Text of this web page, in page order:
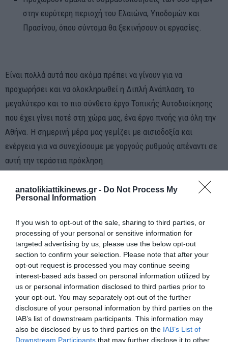
anatolikiattikinews.gr - Do Not Process My
Personal Information
If you wish to opt-out of the sale, sharing to third parties, or
processing of your personal or sensitive information for
targeted advertising by us, please use the below opt-out
section to confirm your selection. Please note that after your
opt-out request is processed you may continue seeing
interest-based ads based on personal information utilized by
us or personal information disclosed to third parties prior to
your opt-out. You may separately opt-out of the further
disclosure of your personal information by third parties on the
IAB’s list of downstream participants. This information may
also be disclosed by us to third parties on the IAB’s List of
Downstream Participants that may further disclose it to other
στην ευρύτερη περιοχή του Ελαιώνα, Υποδομών και
Πρασίνου, όπου σύντομα θα ξεκινήσουν οι εργασίες.
Είναι πολλά αυτά που ακόμα πρέπει να γίνουν για να
προχωρήσει και να ολοκληρωθεί η Διπλή Ανάπλαση, το
μεγαλύτερο και το πιο σύνθετο έργο Τοπικής Αυτοδιοίκησης
που έχει γίνει ποτέ στη χώρα μας, ένα έργο πνοής για όλη την
Αθήνα. Η σημερινή μέρα μας γεμίζει με αισιοδοξία και
ενέργεια για να συνεχίσουμε με γοργούς ρυθμούς απέναντι σε
αυτή την τεράστια πρόκληση.